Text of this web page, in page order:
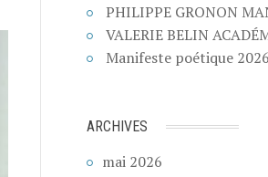
PHILIPPE GRONON
VALERIE BELIN
Manifeste poétique 2026
ARCHIVES
mai 2026